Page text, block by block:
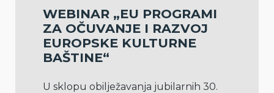
WEBINAR „EU PROGRAMI
ZA OČUVANJE I RAZVOJ
EUROPSKE KULTURNE
BAŠTINE“
U sklopu obilježavanja jubilarnih 30.